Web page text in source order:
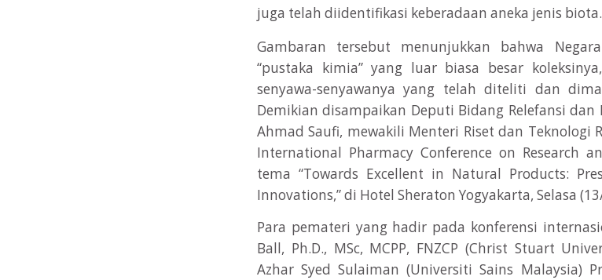
juga telah diidentifikasi keberadaan aneka jenis biota.
Gambaran tersebut menunjukkan bahwa
“pustaka kimia” yang luar biasa besar
senyawa-senyawanya yang telah diteliti dan
Demikian disampaikan Deputi Bidang Relefansi dan
Ahmad Saufi, mewakili Menteri Riset dan Teknologi
International Pharmacy Conference on Research
tema “Towards Excellent in Natural Products:
Innovations,” di Hotel Sheraton Yogyakarta, Selasa
Para pemateri yang hadir pada konferensi
Ball, Ph.D., MSc, MCPP, FNZCP (Christ Stuart
Azhar Syed Sulaiman (Universiti Sains Malaysia)